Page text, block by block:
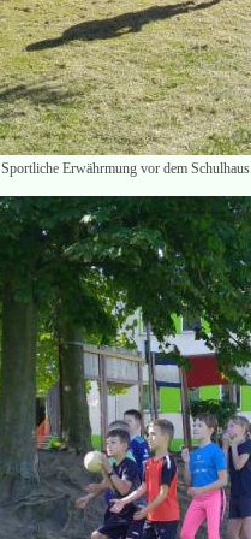
Sportliche Erwährmung vor dem